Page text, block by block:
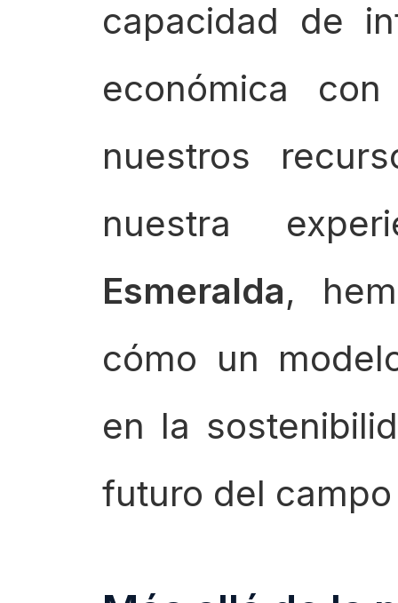
capacidad de
económica
nuestros
nuestra
Esmeralda,
cómo un
en la
futuro del